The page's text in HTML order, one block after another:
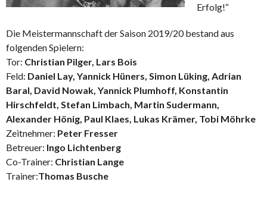
Erfolg!“
Die Meistermannschaft der Saison 2019/20 bestand aus
folgenden Spielern:
Tor: Christian Pilger, Lars Bois
Feld: Daniel Lay, Yannick Hüners, Simon Lüking, Adrian
Baral, David Nowak, Yannick Plumhoff, Konstantin
Hirschfeldt, Stefan Limbach, Martin Sudermann,
Alexander Hönig, Paul Klaes, Lukas Krämer, Tobi Möhrke
Zeitnehmer: Peter Fresser
Betreuer: Ingo Lichtenberg
Co-Trainer: Christian Lange
Trainer:Thomas Busche